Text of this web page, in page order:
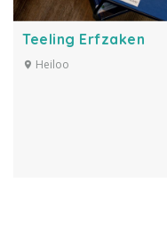
Teeling Erfzaken
Heiloo